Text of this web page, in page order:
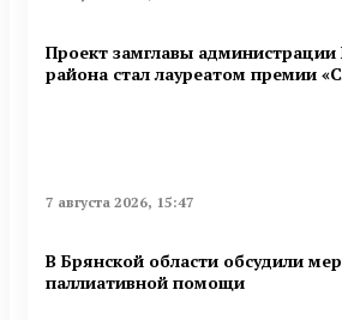
Проект замглавы администрации
района стал лауреатом премии
7 августа 2026, 15:47
В Брянской области обсудили
паллиативной помощи